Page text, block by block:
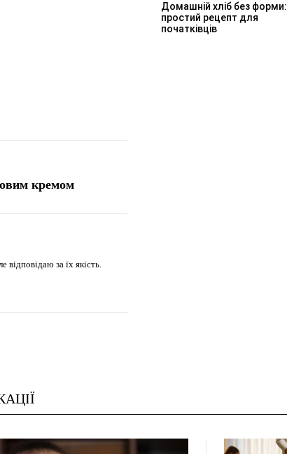
кремом
за їх якість.
Домашній хліб без форми:
простий рецепт для
початківців